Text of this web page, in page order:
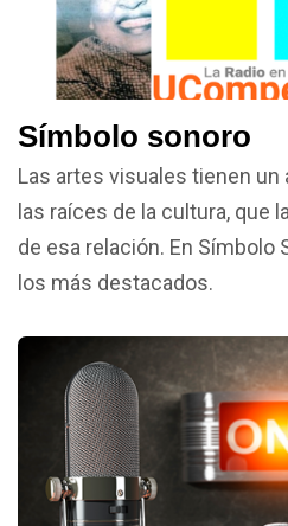
Símbolo sonoro
Las artes visuales tienen
las raíces de la cultura, que
de esa relación. En Símbolo
los más destacados.